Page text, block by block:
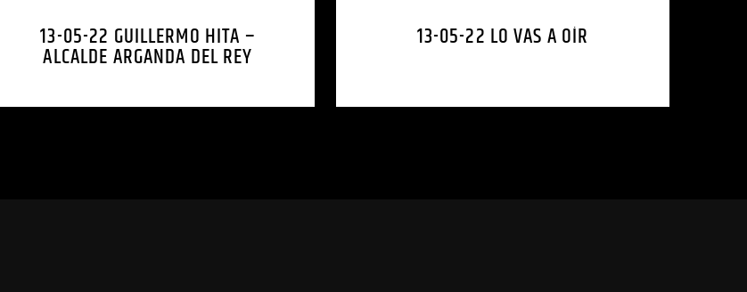
13-05-22 GUILLERMO HITA –
ALCALDE ARGANDA DEL REY
13-05-22 LO VAS A OÍR